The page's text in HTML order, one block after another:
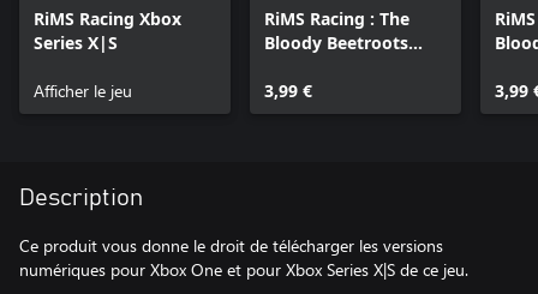
RiMS Racing Xbox
Series X|S
Afficher le jeu
RiMS Racing : The
Bloody Beetroots
3,99 €
X|S
3,99
Description
Ce produit vous donne le droit de télécharger les versions
numériques pour Xbox One et pour Xbox Series X|S de ce jeu.